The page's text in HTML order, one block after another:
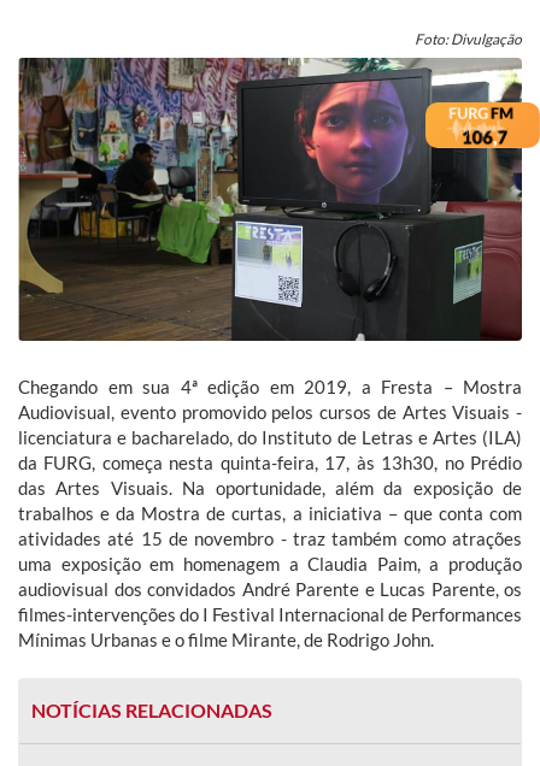
Foto: Divulgação
Chegando em sua 4ª edição em 2019, a Fresta – Mostra
Audiovisual, evento promovido pelos cursos de Artes Visuais -
licenciatura e bacharelado, do Instituto de Letras e Artes (ILA)
da FURG, começa nesta quinta-feira, 17, às 13h30, no Prédio
das Artes Visuais. Na oportunidade, além da exposição de
trabalhos e da Mostra de curtas, a iniciativa – que conta com
atividades até 15 de novembro - traz também como atrações
uma exposição em homenagem a Claudia Paim, a produção
audiovisual dos convidados André Parente e Lucas Parente, os
filmes-intervenções do I Festival Internacional de Performances
Mínimas Urbanas e o filme Mirante, de Rodrigo John.
NOTÍCIAS RELACIONADAS